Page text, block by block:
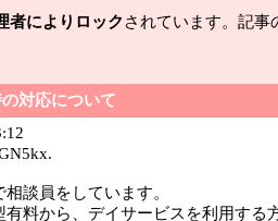
者によりロック されています。記事
対応について
談員をしています。
有料から、デイサービスを利用する